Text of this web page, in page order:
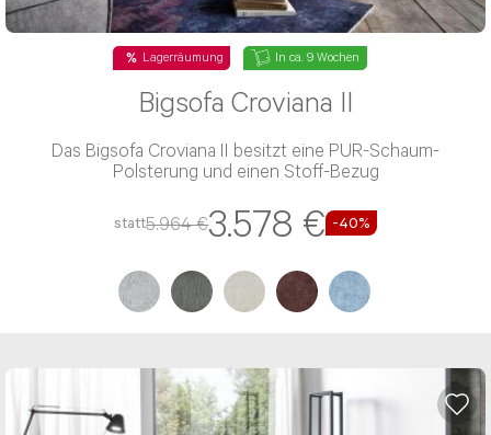
Beratung per E-Mail
Lagerräumung In ca. 9 Wochen
Bigsofa Croviana II
Das Bigsofa Croviana II besitzt eine PUR-Schaum-
Polsterung und einen Stoff-Bezug
statt5.964 €3.578 € -40%